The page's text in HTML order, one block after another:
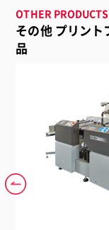
アークティック
1,260,000円（
1,720mm（W）
OTHER PRODUCTS
その他 プリント
品